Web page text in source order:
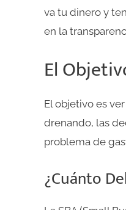
va tu dinero y
en la
El
El objetivo es
drenando, las
problema de
¿Cuánto